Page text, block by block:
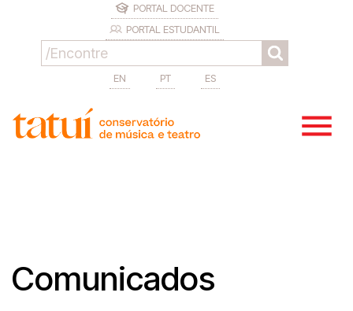
PORTAL DOCENTE
PORTAL ESTUDANTIL
EN PT ES
Comunicados